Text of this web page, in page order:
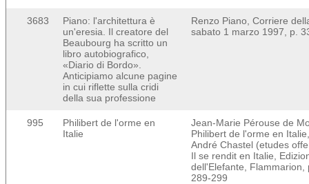
3683
Piano: l'architettura è
un'eresia. Il creatore del
Beaubourg ha scritto un
libro autobiografico,
«Diario di Bordo».
Anticipiamo alcune pagine
in cui riflette sulla cridi
della sua professione
Renzo Piano, Corriere
sabato 1 marzo 1997, p.
995
Philibert de l'orme en
Italie
Jean-Marie Pérouse de
Philibert de l'orme en
André Chastel (etudes
Il se rendit en Italie,
dell'Elefante, Flammarion,
289-299